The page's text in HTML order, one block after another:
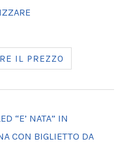
IL PREZZO
“E’ NATA” IN
CON BIGLIETTO DA